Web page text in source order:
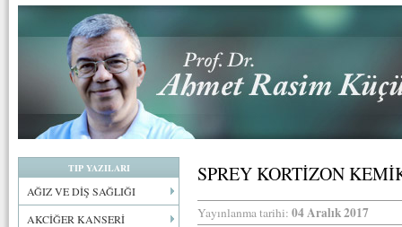
TIP YAZILARI
AĞIZ VE DİŞ SAĞLIĞI
AKCİĞER KANSERİ
SPREY KORTİZON
Yayınlanma tarihi: 04 Aralık 2017